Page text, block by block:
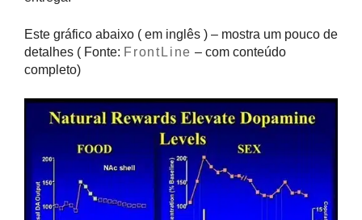
Este gráfico abaixo ( em inglês ) – mostra um pouco de
detalhes ( Fonte: FrontLine – com conteúdo
completo)